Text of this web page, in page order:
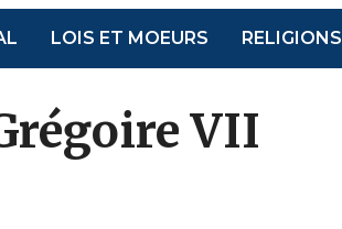
LOIS ET MOEURS RELIGIONS
VII